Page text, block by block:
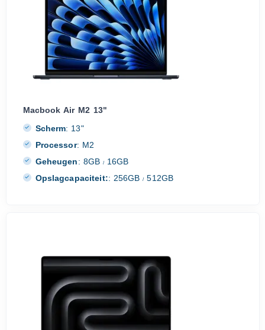
Macbook Air M2 13"
Scherm: 13"
Processor: M2
Geheugen: 8GB / 16GB
Opslagcapaciteit:: 256GB/ 512GB